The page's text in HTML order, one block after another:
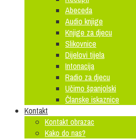
Abeceda
Audio knjige
Knjige za djecu
Slikovnice
Dijelovi tijela
Intonacija
Radio za djecu
Učimo španjolski
Članske iskaznice
Kontakt
Kontakt obrazac
Kako do nas?